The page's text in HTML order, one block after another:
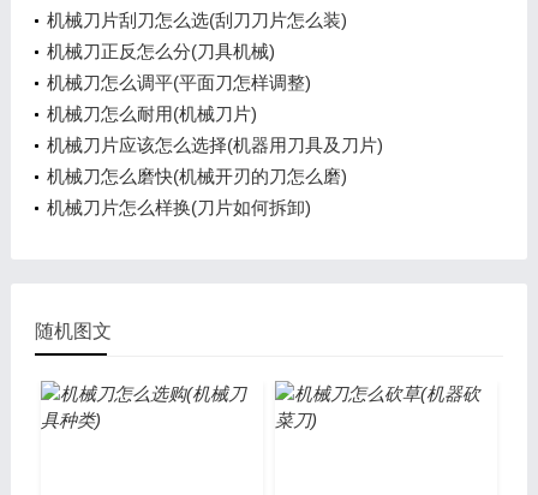
机械刀片刮刀怎么选(刮刀刀片怎么装)
机械刀正反怎么分(刀具机械)
机械刀怎么调平(平面刀怎样调整)
机械刀怎么耐用(机械刀片)
机械刀片应该怎么选择(机器用刀具及刀片)
机械刀怎么磨快(机械开刃的刀怎么磨)
机械刀片怎么样换(刀片如何拆卸)
随机图文